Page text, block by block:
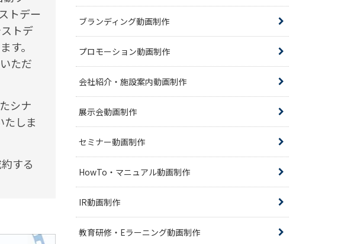
トデー
トデ
す。
ただ
シナ
たしま
する
ブランディング動画制作
プロモーション動画制作
会社紹介・施設案内動画制作
展示会動画制作
セミナー動画制作
HowTo・マニュアル動画制作
IR動画制作
教育研修・Eラーニング動画制作